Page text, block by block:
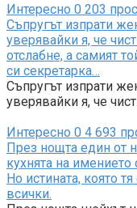
Интересно 0 203
Съпругът изпрати
уверявайки я, че
отслабне, а самият
си секретарка…
Съпругът изпрати
уверявайки я, че
Интересно 0 4 693
През нощта един от
кухнята на
Но истината, която
всички.